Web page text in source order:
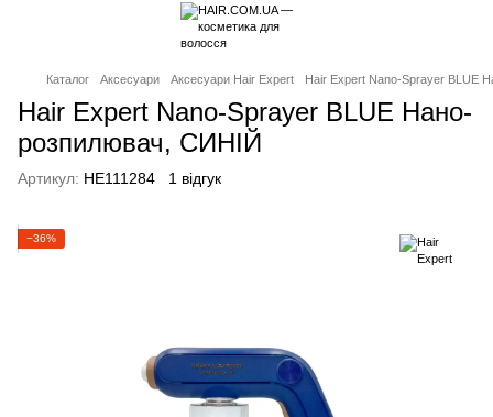
Каталог Аксесуари Аксесуари Hair Expert Hair Expert Nano-Sprayer BLUE
Hair Expert Nano-Sprayer BLUE Нано-
розпилювач, СИНІЙ
Артикул: HE111284 1 відгук
−36%